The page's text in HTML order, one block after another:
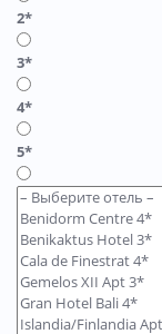
2*
3*
4*
5*